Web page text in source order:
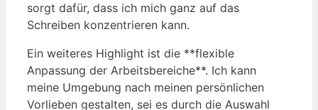
sorgt dafür, dass ich mich ganz auf das
Schreiben konzentrieren kann.
Ein weiteres Highlight ist die **flexible
Anpassung der Arbeitsbereiche**. Ich kann
meine Umgebung nach meinen persönlichen
Vorlieben gestalten, sei es durch die Auswahl